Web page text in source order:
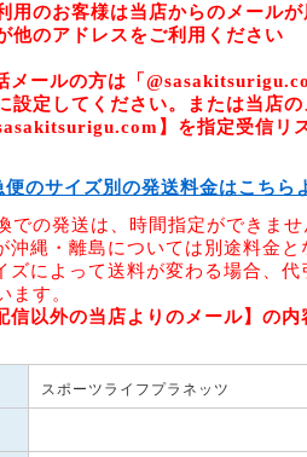
用のお客様は当店からのメール
他のアドレスをご利用ください
メールの方は「
設定してください。または当店
】を指定受信リ
便のサイズ別の発送料金はこちら
での発送は、時間指定ができませ
沖縄・離島については別途料金と
ズによって送料が変わる場合、代
ます。
信以外の当店よりのメール】の内
スポーツライフプラネッツ